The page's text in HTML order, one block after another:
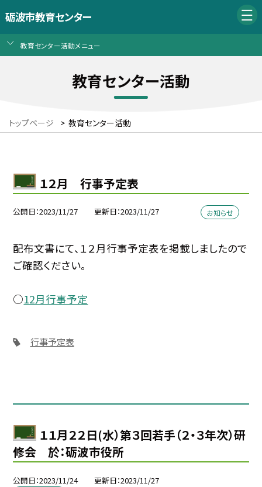
砺波市教育センター
教育センター活動メニュー
教育センター活動
トップページ > 教育センター活動
１２月 行事予定表
公開日 2023/11/27 更新日 2023/11/27 お知らせ
配布文書にて、１２月行事予定表を掲載しましたので
ご確認ください。
○12月行事予定
行事予定表
１１月２２日(水）第３回若手（２・３年次）研
修会 於：砺波市役所
公開日 2023/11/24 更新日 2023/11/27